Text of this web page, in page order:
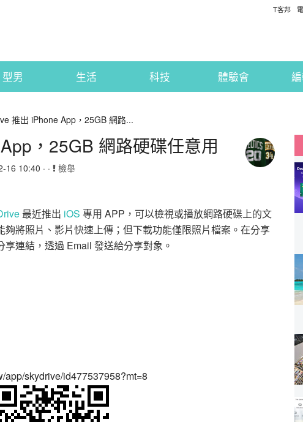
T客邦
型男 生活 科技 體驗會
推出 iPhone App，25GB 網路...
，25GB 網路硬碟任意用
16 10:40 · · 檢舉
最近推出 iOS 專用 APP，可以檢視或播放網路硬碟上的文
將照片、影片快速上傳；但下載功能僅限照片檔案。在分享
連結，透過 Email 發送給分享對象。
app/skydrive/id477537958?mt=8